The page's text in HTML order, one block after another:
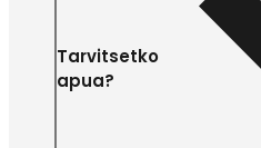
Tarvitsetko
apua?